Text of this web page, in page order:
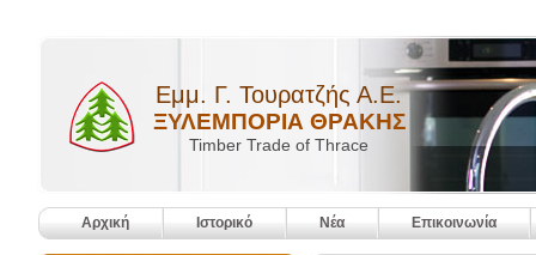
Εμμ. Γ. Τουρατζής Α.Ε.
ΞΥΛΕΜΠΟΡΙΑ ΘΡΑΚΗΣ
Timber Trade of Thrace
Αρχική Ιστορικό Νέα Επικοινωνία